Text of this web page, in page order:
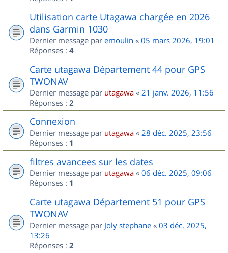
Utilisation carte Utagawa chargée en 2026
dans Garmin 1030
Dernier message par emoulin « 05 mars 2026, 19:01
Réponses : 4
Carte utagawa Département 44 pour GPS
TWONAV
Dernier message par utagawa « 21 janv. 2026, 11:56
Réponses : 2
Connexion
Dernier message par utagawa « 28 déc. 2025, 23:56
Réponses : 1
filtres avancees sur les dates
Dernier message par utagawa « 06 déc. 2025, 09:06
Réponses : 1
Carte utagawa Département 51 pour GPS
TWONAV
Dernier message par Joly stephane « 03 déc. 2025,
13:26
Réponses : 2